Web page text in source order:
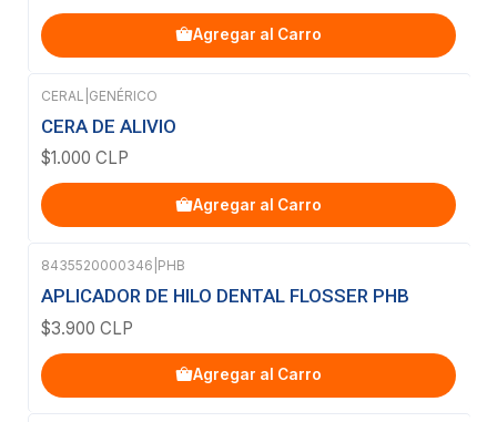
Agregar al Carro
CERAL GENÉRICO
CERA DE ALIVIO
$1.000 CLP
Agregar al Carro
8435520000346 PHB
APLICADOR DE HILO DENTAL FLOSSER PHB
$3.900 CLP
Agregar al Carro